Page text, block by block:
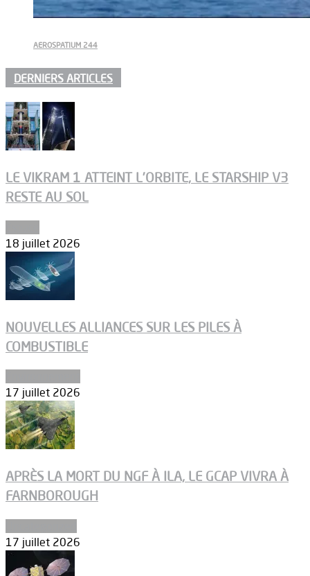
AEROSPATIUM 244
DERNIERS ARTICLES
LE VIKRAM 1 ATTEINT L’ORBITE, LE STARSHIP V3
RESTE AU SOL
18 juillet 2026
NOUVELLES ALLIANCES SUR LES PILES À
COMBUSTIBLE
17 juillet 2026
APRÈS LA MORT DU NGF À ILA, LE GCAP VIVRA À
FARNBOROUGH
17 juillet 2026